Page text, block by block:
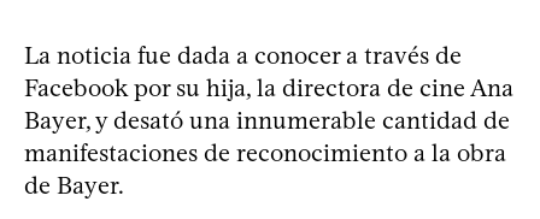
La noticia fue dada a conocer a través de
Facebook por su hija, la directora de cine Ana
Bayer, y desató una innumerable cantidad de
manifestaciones de reconocimiento a la obra
de Bayer.